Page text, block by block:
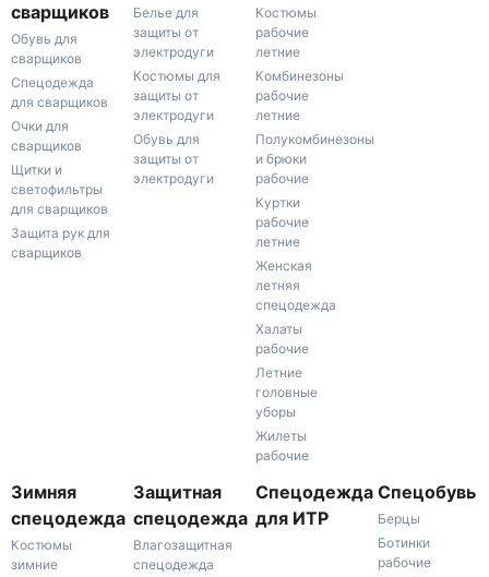
сварщиков
Обувь для
сварщиков
Спецодежда
для сварщиков
Очки для
сварщиков
Щитки и
светофильтры
для сварщиков
Защита рук для
сварщиков
Белье для
защиты от
электродуги
Костюмы для
защиты от
электродуги
Обувь для
защиты от
электродуги
Костюмы
рабочие
летние
Комбинезоны
рабочие
летние
Полукомбинезоны
и брюки
рабочие
Куртки
рабочие
летние
Женская
летняя
спецодежда
Халаты
рабочие
Летние
головные
уборы
Жилеты
рабочие
Зимняя
спецодежда
Костюмы
зимние
Защитная
спецодежда
Влагозащитная
спецодежда
Спецодежда
для ИТР
Спецобувь
Берцы
Ботинки
рабочие